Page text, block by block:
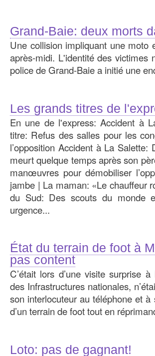
Grand-Baie: deux morts
Une collision impliquant une
après-midi. L'identité des victimes
police de Grand-Baie a initié une
Les grands titres de
En une de l'express: Accident à
titre: Refus des salles pour les
l’opposition Accident à La
meurt quelque temps après son
manœuvres pour démobiliser
jambe | La maman: «Le chauffeur
du Sud: Des scouts du monde
urgence...
État du terrain de foot à
pas content
C’était lors d’une visite surprise
des Infrastructures nationales,
son interlocuteur au téléphone et à
d’un terrain de foot tout en
Loto: pas de gagnant!